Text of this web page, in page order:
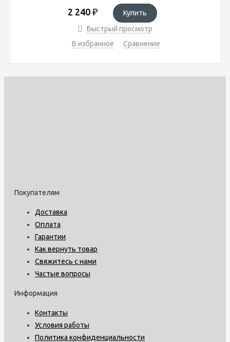
2 240 ₽
Купить
Быстрый просмотр
В избранное
Сравнение
Покупателям
Доставка
Оплата
Гарантии
Как вернуть товар
Свяжитесь с нами
Частые вопросы
Информация
Контакты
Условия работы
Политика конфиденциальности